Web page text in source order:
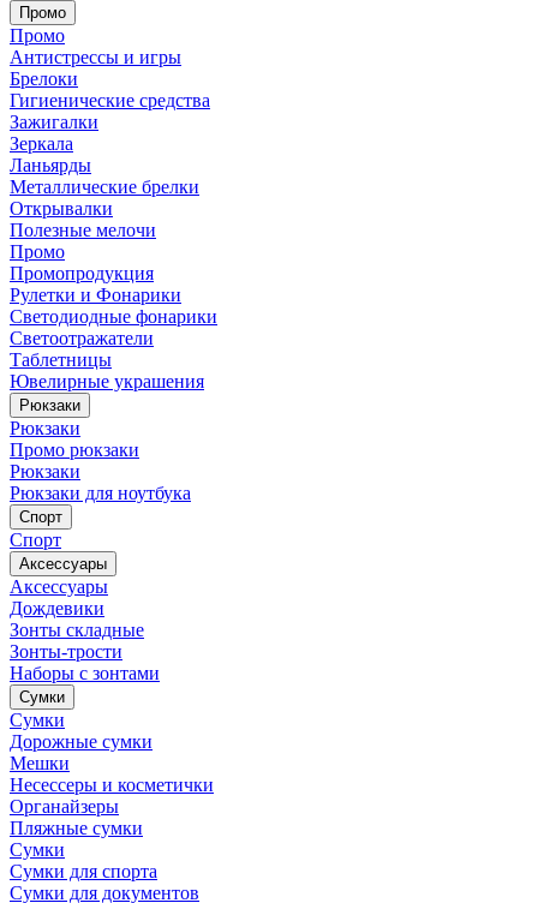
Промо
Промо
Антистрессы и игры
Брелоки
Гигиенические средства
Зажигалки
Зеркала
Ланьярды
Металлические брелки
Открывалки
Полезные мелочи
Промо
Промопродукция
Рулетки и Фонарики
Светодиодные фонарики
Светоотражатели
Таблетницы
Ювелирные украшения
Рюкзаки
Рюкзаки
Промо рюкзаки
Рюкзаки
Рюкзаки для ноутбука
Спорт
Спорт
Аксессуары
Аксессуары
Дождевики
Зонты складные
Зонты-трости
Наборы с зонтами
Сумки
Сумки
Дорожные сумки
Мешки
Несессеры и косметички
Органайзеры
Пляжные сумки
Сумки
Сумки для спорта
Сумки для документов